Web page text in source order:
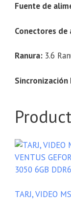
Fuente de
Conectores
Ranura: 3.6
Sincronización
TARJ, VIDEO